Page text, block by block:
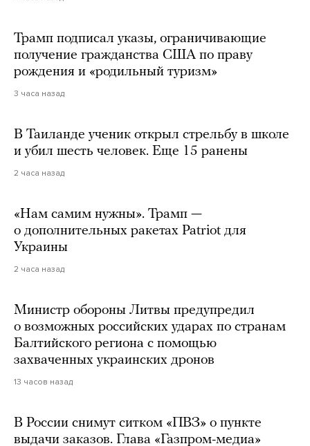
Трамп подписал указы, ограничивающие
получение гражданства США по праву
рождения и «родильный туризм»
3 часа назад
В Таиланде ученик открыл стрельбу в школе
и убил шесть человек. Еще 15 ранены
2 часа назад
«Нам самим нужны». Трамп —
о дополнительных ракетах Patriot для
Украины
2 часа назад
Министр обороны Литвы предупредил
о возможных российских ударах по странам
Балтийского региона с помощью
захваченных украинских дронов
13 часов назад
В России снимут ситком «ПВЗ» о пункте
выдачи заказов. Глава «Газпром-медиа»